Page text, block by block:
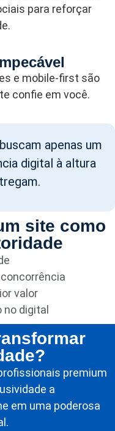
para reforçar
e mobile-first são
confie em você.
apenas um
digital à altura
site como
valor
digital
premium
a
em uma poderosa